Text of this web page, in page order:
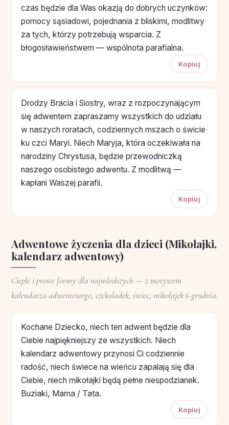
czas będzie dla Was okazją do dobrych uczynków:
pomocy sąsiadowi, pojednania z bliskimi, modlitwy
za tych, którzy potrzebują wsparcia. Z
błogosławieństwem — wspólnota parafialna.
Kopiuj
Drodzy Bracia i Siostry, wraz z rozpoczynającym
się adwentem zapraszamy wszystkich do udziału
w naszych roratach, codziennych mszach o świcie
ku czci Maryi. Niech Maryja, która oczekiwała na
narodziny Chrystusa, będzie przewodniczką
naszego osobistego adwentu. Z modlitwą —
kapłani Waszej parafii.
Kopiuj
Adwentowe życzenia dla dzieci (Mikołajki,
kalendarz adwentowy)
Ciepłe i proste formy dla najmłodszych — z motywem
kalendarza adwentowego, czekoladek, świec, mikołajek 6 grudnia.
Kochane Dziecko, niech ten adwent będzie dla
Ciebie najpiękniejszy ze wszystkich. Niech
kalendarz adwentowy przynosi Ci codziennie
radość, niech świece na wieńcu zapalają się dla
Ciebie, niech mikołajki będą pełne niespodzianek.
Buziaki, Mama / Tata.
Kopiuj